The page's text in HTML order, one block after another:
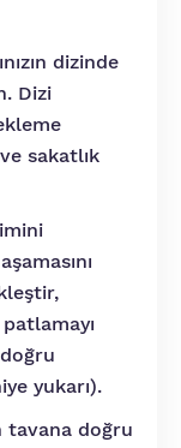
dizinde
Dizi
sakatlık
yukarı).
tavana doğru